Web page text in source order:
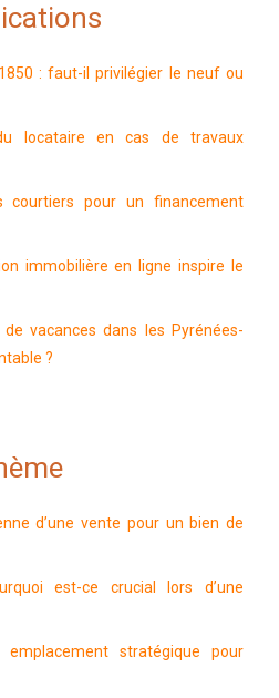
: faut-il privilégier le neuf ou
locataire en cas de travaux
courtiers pour un financement
immobilière en ligne inspire le
de vacances dans les Pyrénées-
?
d’une vente pour un bien de
est-ce crucial lors d’une
emplacement stratégique pour